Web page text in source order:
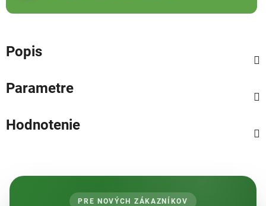
Popis
Parametre
Hodnotenie
PRE NOVÝCH ZÁKAZNÍKOV